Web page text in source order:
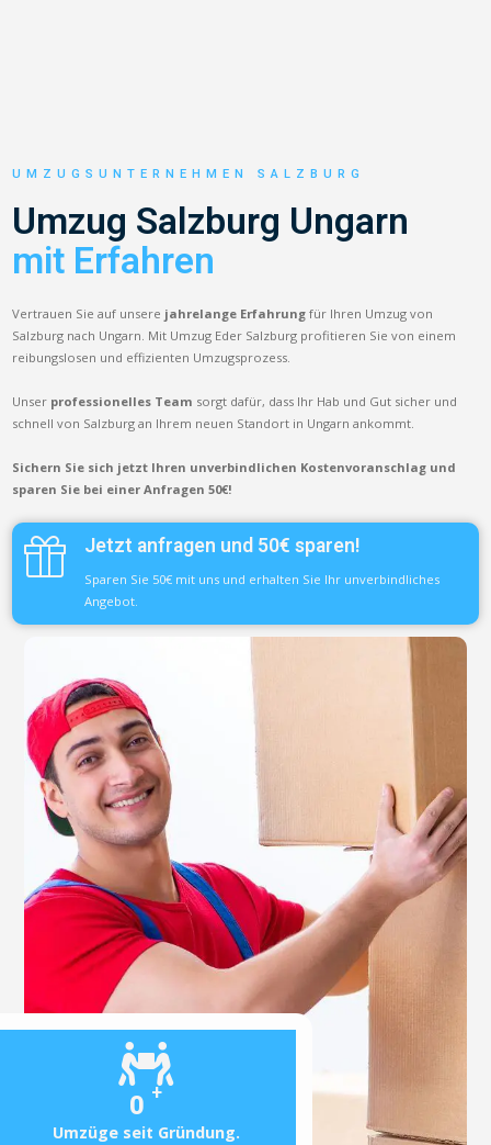
0 +
Umzüge seit Gründung.
UMZUGSUNTERNEHMEN SALZBURG
Umzug Salzburg Ungarn
mit Erfahren
Vertrauen Sie auf unsere jahrelange Erfahrung für Ihren Umzug von
Salzburg nach Ungarn. Mit Umzug Eder Salzburg profitieren Sie von einem
reibungslosen und effizienten Umzugsprozess.
Unser professionelles Team sorgt dafür, dass Ihr Hab und Gut sicher und
schnell von Salzburg an Ihrem neuen Standort in Ungarn ankommt.
Sichern Sie sich jetzt Ihren unverbindlichen Kostenvoranschlag und
sparen Sie bei einer Anfragen 50€!
Jetzt anfragen und 50€ sparen!
Sparen Sie 50€ mit uns und erhalten Sie Ihr unverbindliches
Angebot.